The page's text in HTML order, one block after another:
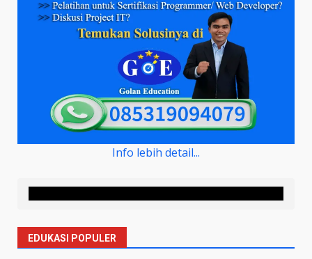
Info lebih detail...
EDUKASI POPULER